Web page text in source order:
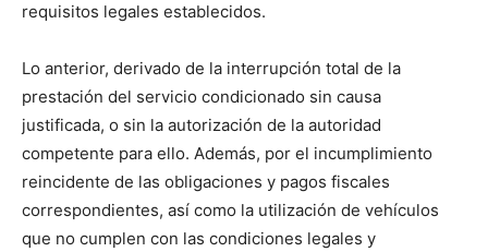
requisitos legales establecidos.
Lo anterior, derivado de la interrupción total de la
prestación del servicio condicionado sin causa
justificada, o sin la autorización de la autoridad
competente para ello. Además, por el incumplimiento
reincidente de las obligaciones y pagos fiscales
correspondientes, así como la utilización de vehículos
que no cumplen con las condiciones legales y